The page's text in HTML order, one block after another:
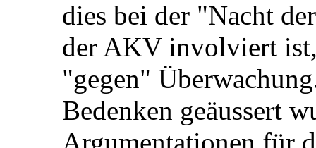
dies bei der "Nacht
der AKV involviert
"gegen"
Bedenken geäussert
Argumentationen für